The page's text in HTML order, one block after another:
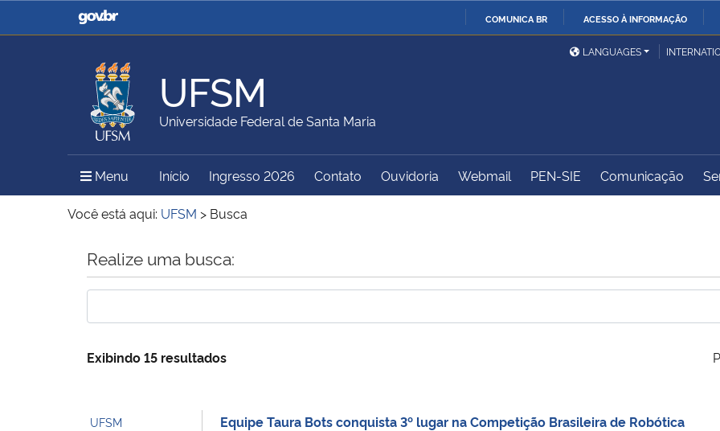
COMUNICA BR ACESSO À INFORMAÇÃO
Casa Civil
Ministério da Justiça e
Ministério da Defesa
Ministério das Relações
Exteriores
Ministério da Agricultura,
Pecuária e Abastecimento
Ministério da Educação
Ministério do Meio Ambiente Ministério do Turismo
Ministério do
Controladoria-Geral da
LANGUAGES
UFSM
Universidade Federal de Santa Maria
Menu Menu Principal do Sítio
Início Ingresso 2026 Contato Ouvidoria Webmail PEN-SIE Comunicação
Você está aqui: UFSM > Busca
Início do conteúdo
Realize uma busca:
Exibindo 15 resultados
UFSM
Equipe Taura Bots conquista 3º lugar na Competição Brasileira de Robótica